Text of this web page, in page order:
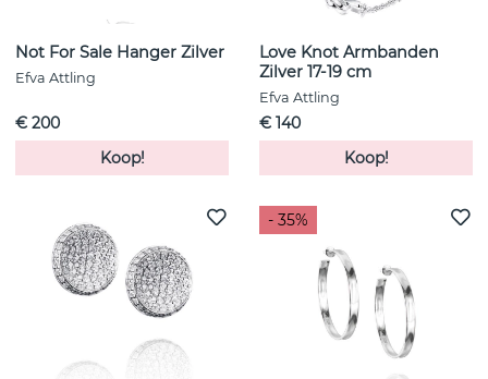
Not For Sale Hanger Zilver
Efva Attling
€ 200
Koop!
Love Knot Armbanden
Zilver 17-19 cm
Efva Attling
€ 140
Koop!
- 35%